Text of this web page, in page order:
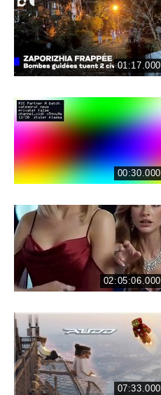
01:17.000
00:30.000
02:05:06.000
07:33.000